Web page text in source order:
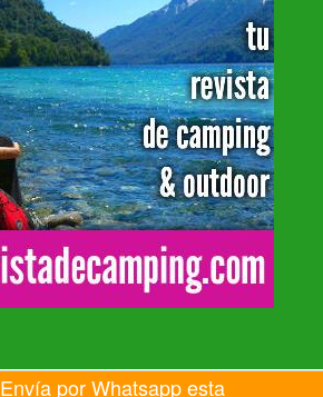
Envía por Whatsapp esta